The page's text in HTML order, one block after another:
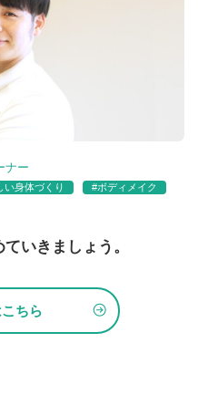
ナー
い身体づくり
#ボディメイク
いきましょう。
ちら